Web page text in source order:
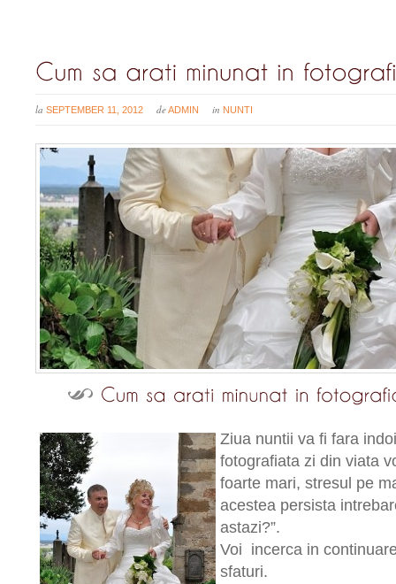
la SEPTEMBER 11, 2012 deADMIN in NUNTI
Ziua nuntii va fi fara
fotografiata zi din viata
foarte mari, stresul pe
acestea persista
astazi?”.
Voi incerca in
sfaturi.